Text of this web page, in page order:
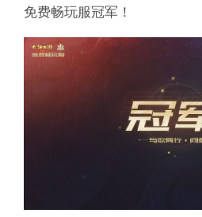
免费畅玩服冠军！